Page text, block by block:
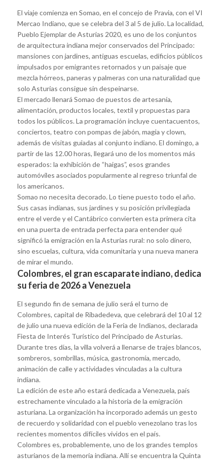
El viaje comienza en Somao, en el concejo de Pravia, con el VI
Mercao Indiano, que se celebra del 3 al 5 de julio. La localidad,
Pueblo Ejemplar de Asturias 2020, es uno de los conjuntos
de arquitectura indiana mejor conservados del Principado:
mansiones con jardines, antiguas escuelas, edificios públicos
impulsados por emigrantes retornados y un paisaje que
mezcla hórreos, paneras y palmeras con una naturalidad que
solo Asturias consigue sin despeinarse.
El mercado llenará Somao de puestos de artesanía,
alimentación, productos locales, textil y propuestas para
todos los públicos. La programación incluye cuentacuentos,
conciertos, teatro con pompas de jabón, magia y clown,
además de visitas guiadas al conjunto indiano. El domingo, a
partir de las 12.00 horas, llegará uno de los momentos más
esperados: la exhibición de “haigas”, esos grandes
automóviles asociados popularmente al regreso triunfal de
los americanos.
Somao no necesita decorado. Lo tiene puesto todo el año.
Sus casas indianas, sus jardines y su posición privilegiada
entre el verde y el Cantábrico convierten esta primera cita
en una puerta de entrada perfecta para entender qué
significó la emigración en la Asturias rural: no solo dinero,
sino escuelas, cultura, vida comunitaria y una nueva manera
de mirar el mundo.
Colombres, el gran escaparate indiano, dedica
su feria de 2026 a Venezuela
El segundo fin de semana de julio será el turno de
Colombres, capital de Ribadedeva, que celebrará del 10 al 12
de julio una nueva edición de la Feria de Indianos, declarada
Fiesta de Interés Turístico del Principado de Asturias.
Durante tres días, la villa volverá a llenarse de trajes blancos,
sombreros, sombrillas, música, gastronomía, mercado,
animación de calle y actividades vinculadas a la cultura
indiana.
La edición de este año estará dedicada a Venezuela, país
estrechamente vinculado a la historia de la emigración
asturiana. La organización ha incorporado además un gesto
de recuerdo y solidaridad con el pueblo venezolano tras los
recientes momentos difíciles vividos en el país.
Colombres es, probablemente, uno de los grandes templos
asturianos de la memoria indiana. Allí se encuentra la Quinta